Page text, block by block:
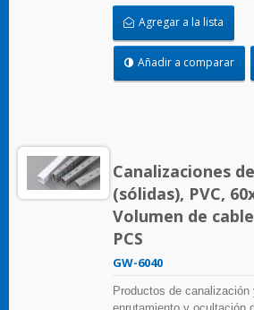
numerosas
y colores para adaptarse a
Seleccione entre una
y herramientas para una
Agregar a la lista
Añadir a comparar
Canalizaciones
(sólidas), PVC,
Volumen de
PCS
GW-6040
Productos de canalización